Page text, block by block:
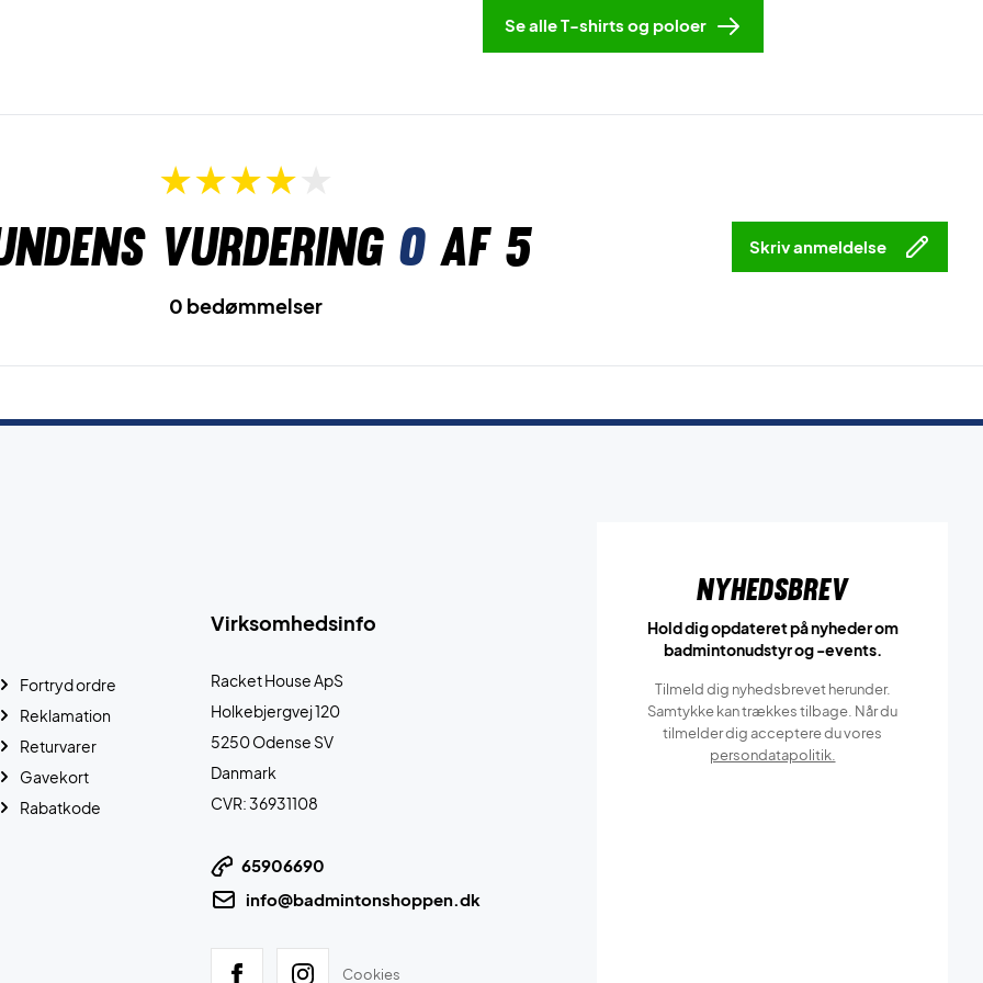
Se alle T-shirts og poloer
vurdering 0af 5 Skriv anmeldelse
0 bedømmelser
Virksomhedsinfo
Racket House ApS
Holkebjergvej 120
5250 Odense SV
Danmark
CVR: 36931108
65906690
info@badmintonshoppen.dk
Cookies
Fortryd ordre
Reklamation
Returvarer
Gavekort
Rabatkode
Nyhedsbrev
Hold dig opdateret på nyheder om
badmintonudstyr og -events.
Tilmeld dig nyhedsbrevet herunder.
Samtykke kan trækkes tilbage. Når du
tilmelder dig acceptere du vores
persondatapolitik.